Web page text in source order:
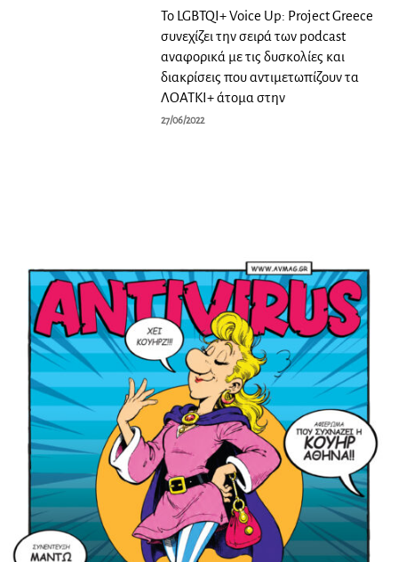
Το LGBTQI+ Voice Up: Project Greece
συνεχίζει την σειρά των podcast
αναφορικά με τις δυσκολίες και
διακρίσεις που αντιμετωπίζουν τα
ΛΟΑΤΚΙ+ άτομα στην
27/06/2022